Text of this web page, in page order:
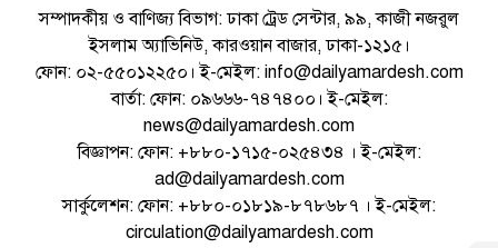
সম্পাদকীয় ও বাণিজ্য বিভাগ: ঢাকা ট্রেড সেন্টার, ৯৯, কাজী নজরুল
ইসলাম অ্যাভিনিউ, কারওয়ান বাজার, ঢাকা-১২১৫।
ফোন: ০২-৫৫০১২২৫০। ই-মেইল: info@dailyamardesh.com
বার্তা: ফোন: ০৯৬৬৬-৭৪৭৪০০। ই-মেইল:
news@dailyamardesh.com
বিজ্ঞাপন: ফোন: +৮৮০-১৭১৫-০২৫৪৩৪ । ই-মেইল:
ad@dailyamardesh.com
সার্কুলেশন: ফোন: +৮৮০-০১৮১৯-৮৭৮৬৮৭ । ই-মেইল:
circulation@dailyamardesh.com